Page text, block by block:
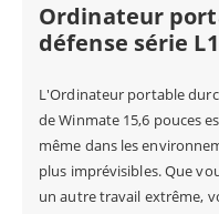
et de défense. Conforme à
ordinateur robuste est
rabat ajoute à la
choix pour tous ceux qui
ordinateurs robustes.
Ordinateur
défense série
L'Ordinateur portable
de Winmate 15,6 pouces
même dans les
plus imprévisibles. Que
un autre travail extrême,